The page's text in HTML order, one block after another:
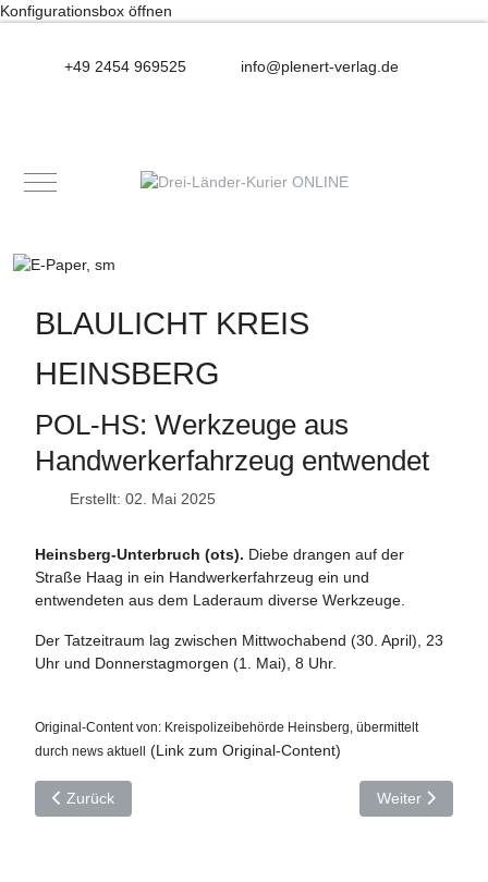
Konfigurationsbox öffnen
+49 2454 969525 info@plenert-verlag.de
Mobile Menu Toggle
BLAULICHT KREIS
HEINSBERG
POL-HS: Werkzeuge aus
Handwerkerfahrzeug entwendet
Erstellt: 02. Mai 2025
Heinsberg-Unterbruch (ots). Diebe drangen auf der
Straße Haag in ein Handwerkerfahrzeug ein und
entwendeten aus dem Laderaum diverse Werkzeuge.
Der Tatzeitraum lag zwischen Mittwochabend (30. April), 23
Uhr und Donnerstagmorgen (1. Mai), 8 Uhr.
Original-Content von: Kreispolizeibehörde Heinsberg, übermittelt
durch news aktuell (Link zum Original-Content)
Vorheriger Beitrag: POL-HS: In Pkw eingebrochen
Zurück Nächster
Weiter